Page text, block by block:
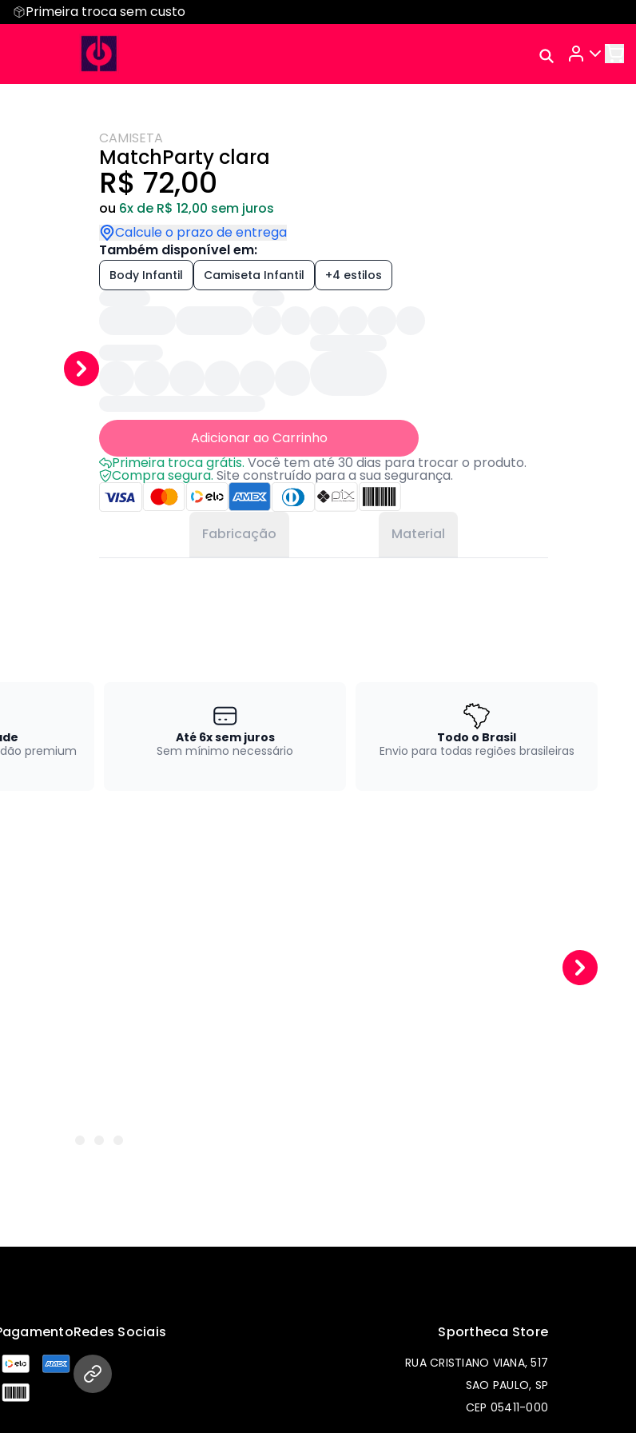
Primeira troca sem custo
Cropped
Rastrear Meu
CAMISETA
MatchParty clara
R$ 72,00
ou 6x de R$ 12,00 sem juros
Calcule o prazo de entrega
Também disponível em:
Body Infantil Camiseta Infantil +4 estilos
Adicionar ao Carrinho
Primeira troca grátis.Você tem até 30 dias para trocar o produto.
Compra segura.Site construído para a sua segurança.
Fabricação Material
premium
Até 6x sem juros
Sem mínimo necessário
Todo o Brasil
Envio para todas regiões brasileiras
Redes Sociais Sportheca Store
RUA CRISTIANO VIANA, 517
SAO PAULO, SP
CEP 05411-000